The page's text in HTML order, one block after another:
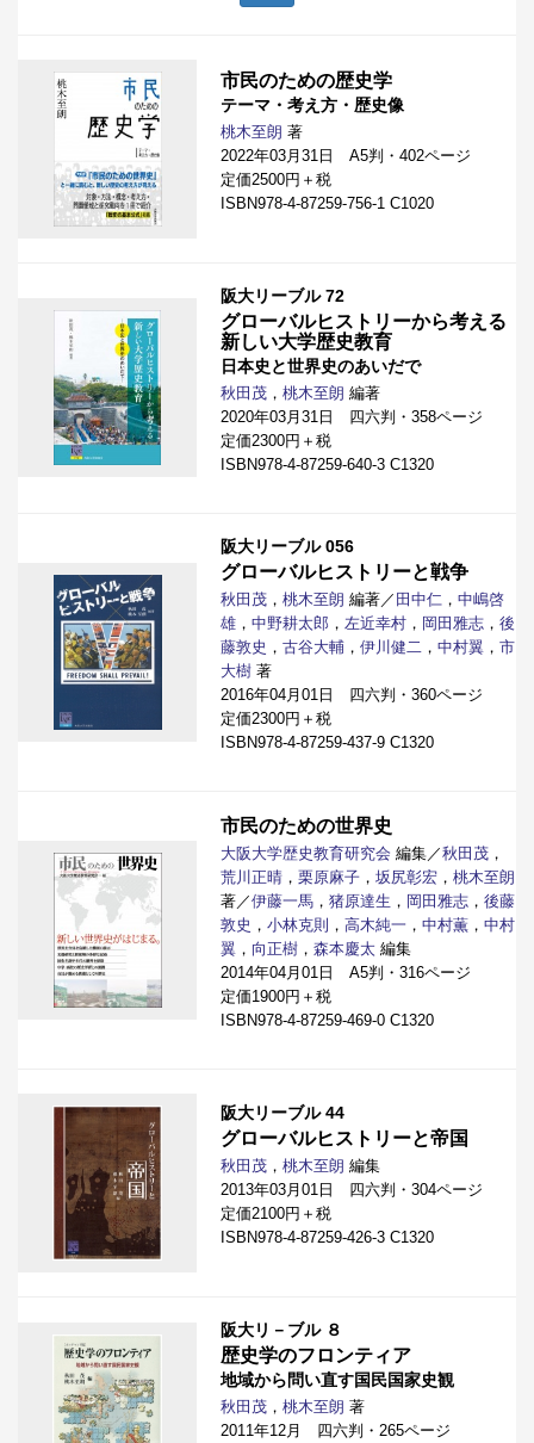
市民のための歴史学
テーマ・考え方・歴史像
桃木至朗 著
2022年03月31日 A5判・402ページ
定価2500円＋税
ISBN978-4-87259-756-1 C1020
阪大リーブル 72
グローバルヒストリーから考える
新しい大学歴史教育
日本史と世界史のあいだで
秋田茂 ， 桃木至朗 編著
2020年03月31日 四六判・358ページ
定価2300円＋税
ISBN978-4-87259-640-3 C1320
阪大リーブル 056
グローバルヒストリーと戦争
秋田茂 ， 桃木至朗 編著／ 田中仁 ， 中嶋啓
雄 ， 中野耕太郎 ， 左近幸村 ， 岡田雅志 ， 後
藤敦史 ， 古谷大輔 ， 伊川健二 ， 中村翼 ， 市
大樹 著
2016年04月01日 四六判・360ページ
定価2300円＋税
ISBN978-4-87259-437-9 C1320
市民のための世界史
大阪大学歴史教育研究会 編集／秋田茂 ，
荒川正晴 ， 栗原麻子 ， 坂尻彰宏 ， 桃木至朗
著／伊藤一馬 ， 猪原達生 ， 岡田雅志 ， 後藤
敦史 ， 小林克則 ， 高木純一 ， 中村薫 ， 中村
翼 ， 向正樹 ， 森本慶太 編集
2014年04月01日 A5判・316ページ
定価1900円＋税
ISBN978-4-87259-469-0 C1320
阪大リーブル 44
グローバルヒストリーと帝国
秋田茂 ， 桃木至朗 編集
2013年03月01日 四六判・304ページ
定価2100円＋税
ISBN978-4-87259-426-3 C1320
阪大リ－ブル ８
歴史学のフロンティア
地域から問い直す国民国家史観
秋田茂 ， 桃木至朗 著
2011年12月 四六判・265ページ